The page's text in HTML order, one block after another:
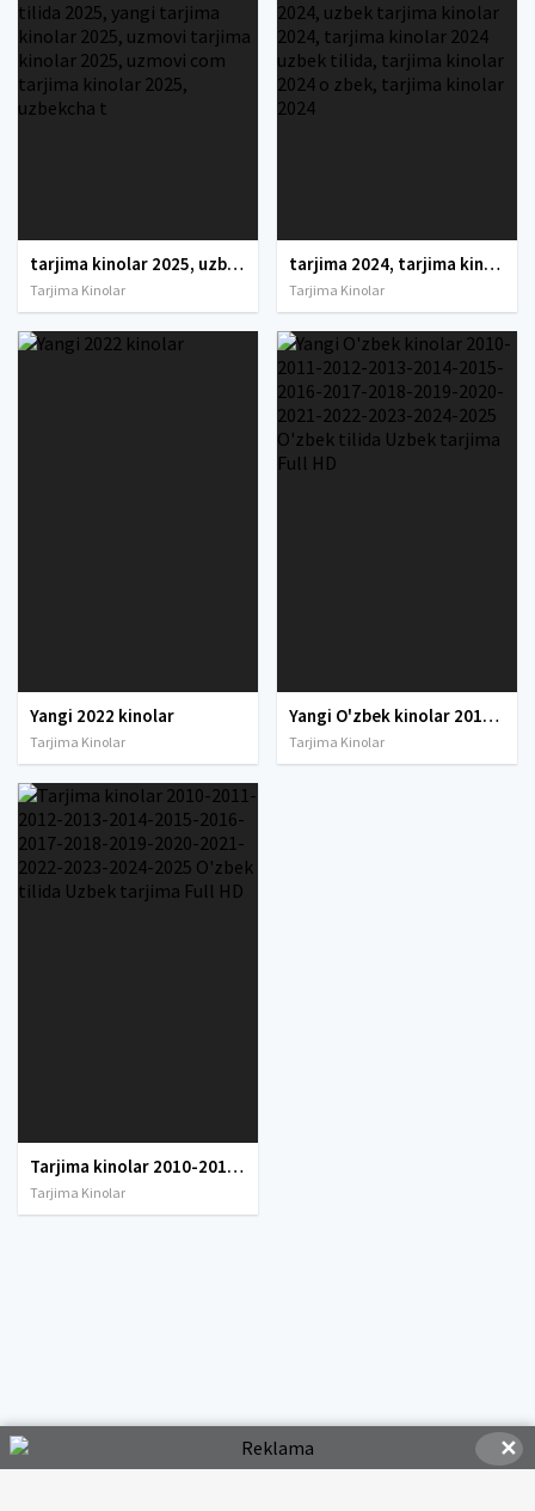
tarjima kinolar 2025, uzbek tarjima kinolar 2025, tarjima kinolar uzbek tilida 2025, tarjima kinolar o zbek 2025, tarjima kinolar o zbek tilida 2025, yangi tarjima kinolar 2025, uzmovi tarjima kinolar 2025, uzmovi com tarjima kinolar 2025, uzbekcha t
Tarjima Kinolar
tarjima 2024, tarjima kinolar 2024, uzbek tarjima 2024, tarjima kinolar tilida tilida 2024, uzbek tilida tarjima 2024, kino tarjima 2024, uzbek tarjima kinolar 2024, tarjima kinolar 2024 uzbek tilida, tarjima kinolar 2024 o zbek, tarjima kinolar 2024
Tarjima Kinolar
Yangi 2022 kinolar
Tarjima Kinolar
Yangi O'zbek kinolar 2010-2011-2012-2013-2014-2015-2016-2017-2018-2019-2020-2021-2022-2023-2024-2025 O'zbek tilida Uzbek tarjima Full HD
Tarjima Kinolar
Tarjima kinolar 2010-2011-2012-2013-2014-2015-2016-2017-2018-2019-2020-2021-2022-2023-2024-2025 O'zbek tilida Uzbek tarjima Full HD
Tarjima Kinolar
✕